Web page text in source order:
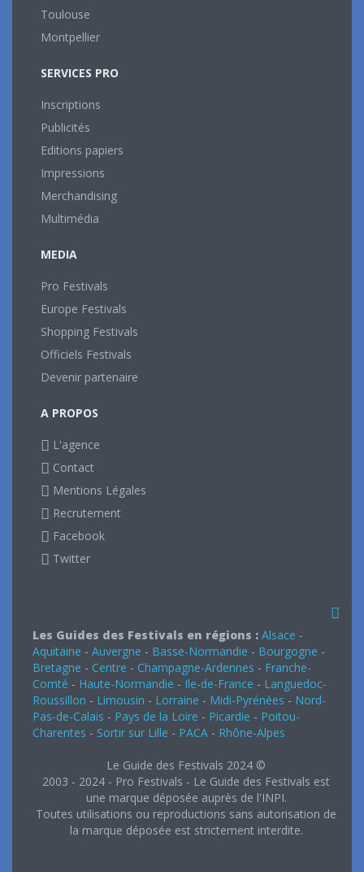
Toulouse
Montpellier
SERVICES PRO
Inscriptions
Publicités
Editions papiers
Impressions
Merchandising
Multimédia
MEDIA
Pro Festivals
Europe Festivals
Shopping Festivals
Officiels Festivals
Devenir partenaire
A PROPOS
L'agence
Contact
Mentions Légales
Recrutement
Facebook
Twitter
Les Guides des Festivals en régions : Alsace -
Aquitaine - Auvergne - Basse-Normandie - Bourgogne -
Bretagne - Centre - Champagne-Ardennes - Franche-
Comté - Haute-Normandie - Ile-de-France - Languedoc-
Roussillon - Limousin - Lorraine - Midi-Pyrénées - Nord-
Pas-de-Calais - Pays de la Loire - Picardie - Poitou-
Charentes - Sortir sur Lille - PACA - Rhône-Alpes
Le Guide des Festivals 2024 ©
2003 - 2024 - Pro Festivals - Le Guide des Festivals est
une marque déposée auprès de l'INPI.
Toutes utilisations ou reproductions sans autorisation de
la marque déposée est strictement interdite.